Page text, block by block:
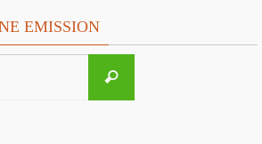
EMISSION
Recherche